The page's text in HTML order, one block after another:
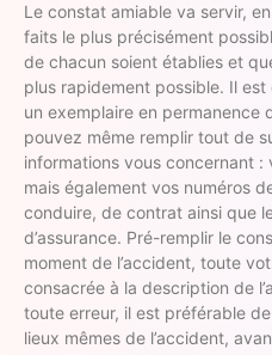
Le constat amiable va servir,
faits le plus précisément
de chacun soient établies et
plus rapidement possible. Il est
un exemplaire en permanence
pouvez même remplir tout de
informations vous concernant :
mais également vos numéros
conduire, de contrat ainsi que
d’assurance. Pré-remplir le
moment de l’accident, toute
consacrée à la description de
toute erreur, il est préférable
lieux mêmes de l’accident,